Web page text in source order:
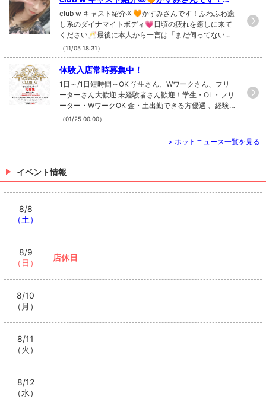
わふわ癒し系のダイナマイトボディ...
club w キャスト紹介ꔛ🧡かすみさんです！ふわふわ癒
し系のダイナマイトボディ💗日頃の疲れを癒しに来て
ください🥂最後に本人から一言は「まだ伺ってないの
で後から更新します🤣」#大工町 #キャバクラ #キャ
バ #キャスト #紹介 #女の子 #シャンパン #ベルスポッ
トビル #2階 #ダイナマイトボディ #癒し系
（11/05 18:31）
体験入店常時募集中！
1日～/1日短時間～OK 学生さん、Wワークさん、フリ
ーターさん大歓迎 未経験者さん歓迎！学生・OL・フリ
ーター・WワークOK 金・土出勤できる方優遇 、経験者
優遇 初心者大歓迎 友達同士大歓迎 です。お酒が飲めな
くてもOK です。キャバクラに興味がある方、やってみ
たい方、稼ぎたい方ご連絡お待ちしてます😚
（01/25 00:00）
> ホットニュース一覧を見る
イベント情報
8/8
（土）
8/9
（日）
店休日
8/10
（月）
8/11
（火）
8/12
（水）